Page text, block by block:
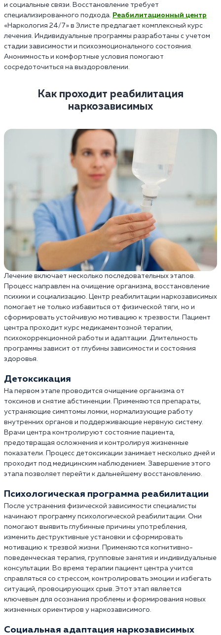
и социальные связи. Восстановление требует
специализированного подхода. Реабилитационный центр
«Наркология 24/7» в Элисте предлагает комплексный курс
лечения. Индивидуальные программы разработаны с учетом
стадии зависимости и психоэмоционального состояния.
Анонимность и комфортные условия помогают
сосредоточиться на выздоровлении.
Как проходит реабилитация
наркозависимых
Лечение включает несколько последовательных этапов.
Процесс направлен на очищение организма, восстановление
психики и социализацию. Центр реабилитации наркозависимых
помогает не только избавиться от физической тяги, но и
сформировать устойчивую мотивацию к трезвости. Пациент
центра проходит курс медикаментозной терапии,
психокоррекционной работы и адаптации. Длительность
программы зависит от глубины зависимости и состояния
здоровья.
Детоксикация
На первом этапе проводится очищение организма от
токсинов и снятие абстиненции. Применяются препараты,
устраняющие симптомы ломки, нормализующие работу
внутренних органов и поддерживающие нервную систему.
Врачи центра контролируют состояние пациента,
предотвращая осложнения и контролируя жизненные
показатели. Процесс детоксикации занимает несколько дней и
проходит под медицинским наблюдением. Завершение этого
этапа позволяет перейти к дальнейшему восстановлению.
Психологическая программа реабилитации
После устранения физической зависимости специалисты
начинают программу психологической реабилитации. Они
помогают выявить глубинные причины употребления,
изменить деструктивные установки и сформировать
мотивацию к трезвой жизни. Применяются когнитивно-
поведенческая терапия, групповые занятия и индивидуальные
консультации. Во время терапии пациент центра учится
справляться со стрессом, контролировать эмоции и избегать
ситуаций, провоцирующих срыв. Этот этап является
ключевым для осознания проблемы и формирования новых
жизненных ориентиров у наркозависимого.
Социальная адаптация наркозависимых